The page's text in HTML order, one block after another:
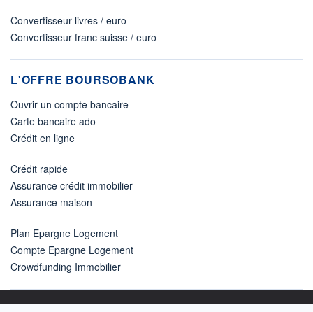
Convertisseur livres / euro
Convertisseur franc suisse / euro
L'OFFRE BOURSOBANK
Ouvrir un compte bancaire
Carte bancaire ado
Crédit en ligne
Crédit rapide
Assurance crédit immobilier
Assurance maison
Plan Epargne Logement
Compte Epargne Logement
Crowdfunding Immobilier